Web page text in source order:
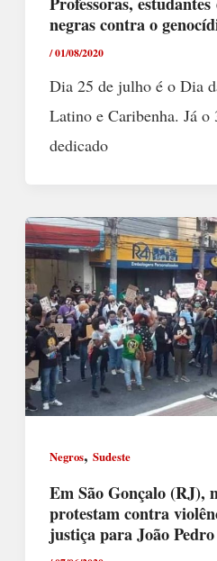
negras contra o
/01/08/2020
Dia 25 de julho é o Dia
Latino e Caribenha. Já o
dedicado
Negros, Sudeste
Em São Gonçalo (RJ),
protestam contra
justiça para João Pedro